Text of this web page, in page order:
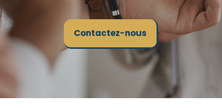
Contactez-nous